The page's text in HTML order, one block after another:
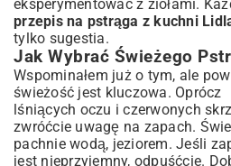
eksperymentować z ziołami.
przepis na pstrąga z kuchni
tylko sugestia.
Jak Wybrać Świeżego
Wspominałem już o tym, ale
świeżość jest kluczowa. Oprócz
lśniących oczu i czerwonych
zwróćcie uwagę na zapach.
pachnie wodą, jeziorem. Jeśli
jest nieprzyjemny, odpuśćcie.